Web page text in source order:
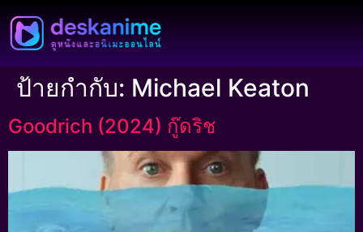
ป้ายกำกับ: Michael Keaton
Goodrich (2024) กู๊ดริช